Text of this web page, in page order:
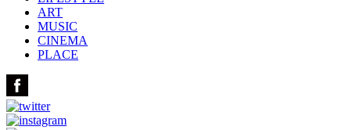
ART
MUSIC
CINEMA
PLACE